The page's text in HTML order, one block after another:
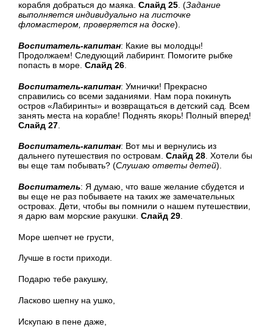
корабля добраться до маяка. Слайд 25 . (Задание
выполняется индивидуально на листочке
фломастером, проверяется на доске).
Воспитатель-капитан: Какие вы молодцы!
Продолжаем! Следующий лабиринт. Помогите рыбке
попасть в море. Слайд 26
Воспитатель-капитан: Умнички! Прекрасно
справились со всеми заданиями. Нам пора покинуть
остров «Лабиринты» и возвращаться в детский сад. Всем
занять места на корабле! Поднять якорь! Полный вперед!
Слайд 27
Воспитатель-капитан: Вот мы и вернулись из
дальнего путешествия по островам. Слайд 28. Хотели бы
вы еще там побывать? (Слушаю ответы детей).
Воспитатель: Я думаю, что ваше желание сбудется и
вы еще не раз побываете на таких же замечательных
островах. Дети, чтобы вы помнили о нашем путешествии,
я дарю вам морские ракушки. Слайд 29
Море шепчет не грусти,
Лучше в гости приходи.
Подарю тебе ракушку,
Ласково шепну на ушко,
Искупаю в пене даже,